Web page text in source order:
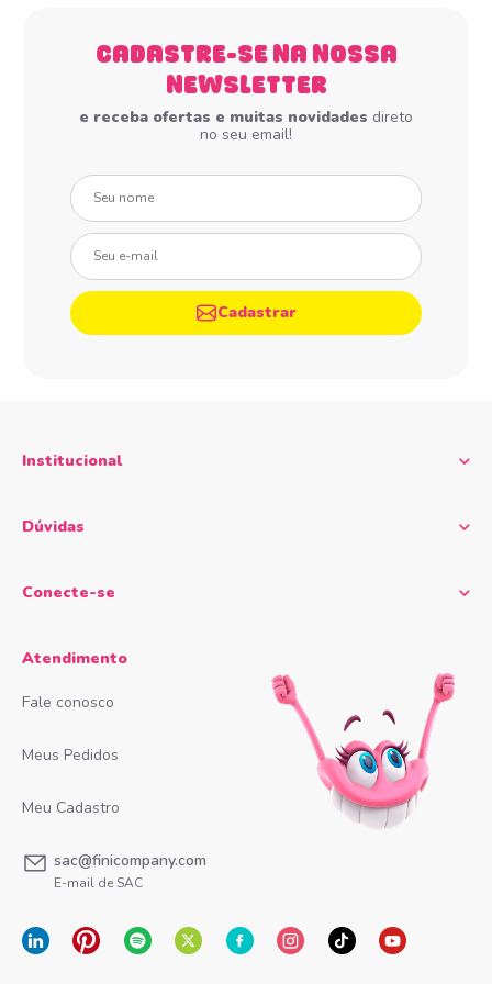
CADASTRE-SE NA NOSSA
NEWSLETTER
e receba ofertas e muitas novidades direto
no seu email!
Seu nome
Seu e-mail
Cadastrar
Institucional
Dúvidas
Conecte-se
Atendimento
Fale conosco
Meus Pedidos
Meu Cadastro
sac@finicompany.com
E-mail de SAC